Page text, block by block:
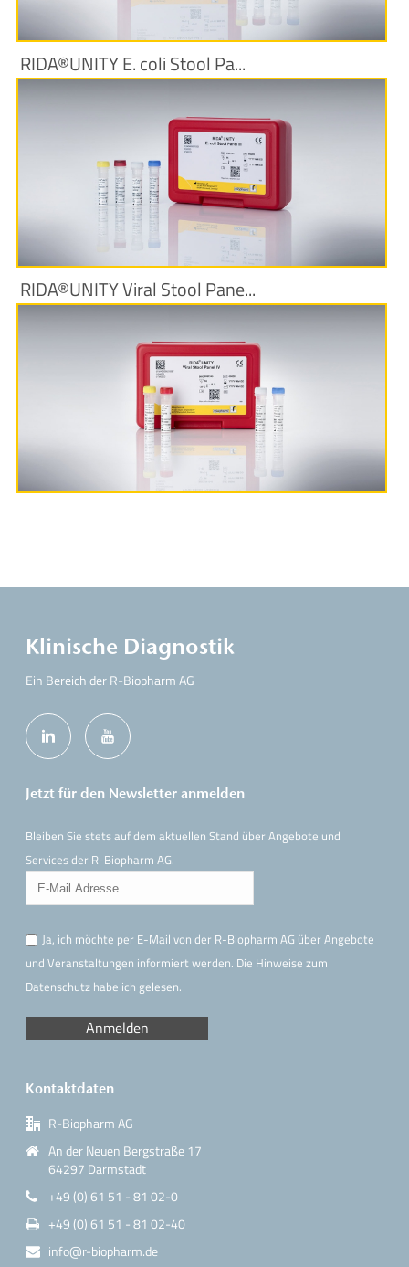
RIDA®UNITY E. coli Stool Pa...
Produktinformationen
RIDA®UNITY Viral Stool Pane...
Produktinformationen
Klinische Diagnostik
Ein Bereich der R-Biopharm AG
Jetzt für den Newsletter anmelden
Bleiben Sie stets auf dem aktuellen Stand über Angebote und
Services der R-Biopharm AG.
Ja, ich möchte per E-Mail von der R-Biopharm AG über Angebote
und Veranstaltungen informiert werden. Die Hinweisezum
Datenschutz habe ich gelesen.
Kontaktdaten
R-Biopharm AG
An der Neuen Bergstraße 17
64297 Darmstadt
+49 (0) 61 51 - 81 02-0
+49 (0) 61 51 - 81 02-40
info@r-biopharm.de